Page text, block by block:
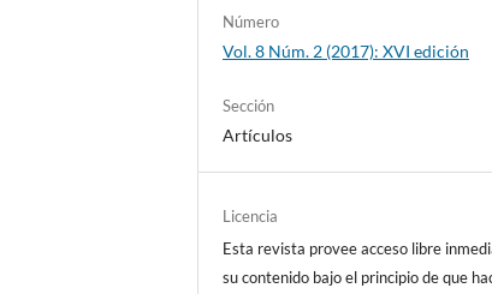
Número
Vol. 8 Núm. 2 (2017): XVI edición
Sección
Artículos
Licencia
Esta revista provee acceso libre
su contenido bajo el principio de que